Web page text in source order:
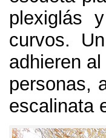
plexiglás
curvos.
adhieren
personas,
escalinata